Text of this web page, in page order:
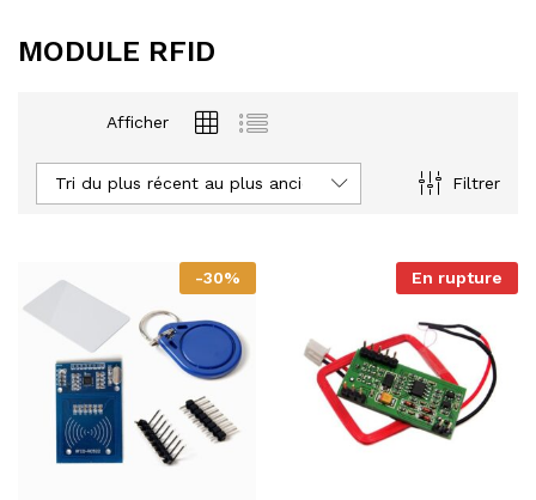
MODULE RFID
Afficher
Filtrer
Tri du plus récent au plus ancien
-30% En rupture